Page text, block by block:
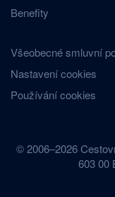
Benefity
Všeobecné smluvní
Nastavení cookies
Používání cookies
© 2006–2026
603 00